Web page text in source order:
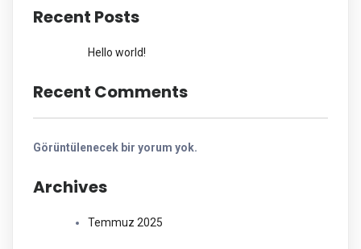
Recent Posts
Hello world!
Recent Comments
Görüntülenecek bir yorum yok.
Archives
Temmuz 2025